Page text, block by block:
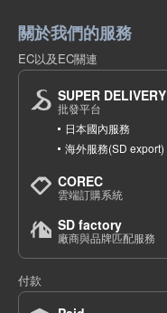
關於我們的服務
EC以及EC關連
SUPER DELIVERY
批發平台
日本國內服務
海外服務(SD export)
COREC
雲端訂購系統
SD factory
廠商與品牌匹配服務
付款